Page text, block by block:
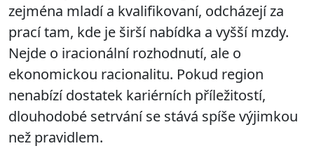
zejména mladí a kvalifikovaní, odcházejí za
prací tam, kde je širší nabídka a vyšší mzdy.
Nejde o iracionální rozhodnutí, ale o
ekonomickou racionalitu. Pokud region
nenabízí dostatek kariérních příležitostí,
dlouhodobé setrvání se stává spíše výjimkou
než pravidlem.